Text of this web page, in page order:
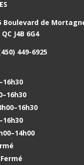
Boulevard de
J4B 6G4
449-6925